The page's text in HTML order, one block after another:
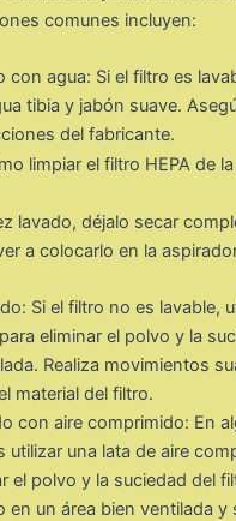
comunes incluyen:
con agua: Si el filtro es
tibia y jabón suave.
del fabricante.
lavado, déjalo secar
a colocarlo en la
Si el filtro no es lavable,
eliminar el polvo y la
Realiza movimientos
material del filtro.
con aire comprimido: En
utilizar una lata de aire
el polvo y la suciedad del
en un área bien ventilada y